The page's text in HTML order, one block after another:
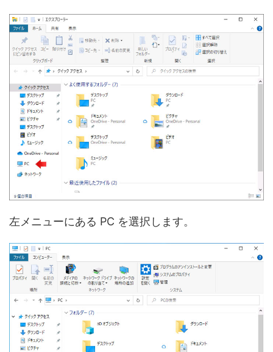
左メニューにある PC を選択します。